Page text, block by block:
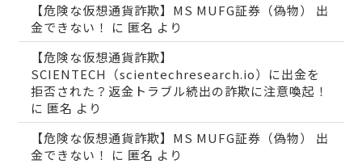
【危険な仮想通貨詐欺】MS MUFG証券（偽物） 出
金できない！
に 匿名 より
【危険な仮想通貨詐欺】
SCIENTECH（scientechresearch.io）に出金を
拒否された？返金トラブル続出の詐欺に注意喚起！
に 匿名 より
【危険な仮想通貨詐欺】MS MUFG証券（偽物） 出
金できない！
に 匿名 より